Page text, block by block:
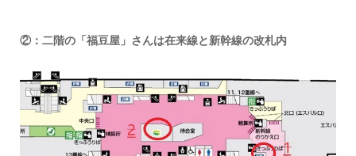
②：二階の「福豆屋」さんは在来線と新幹線の改札内